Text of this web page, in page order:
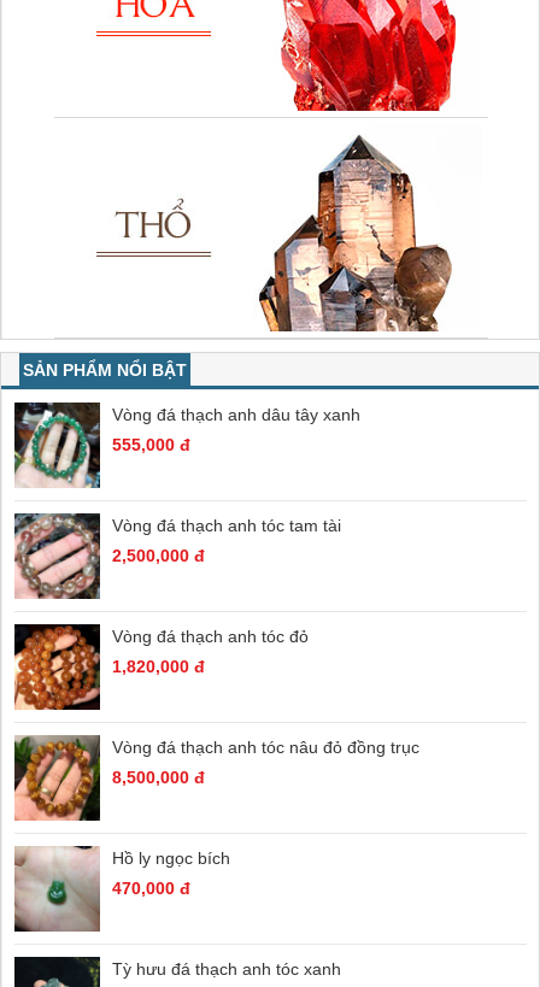
SẢN PHẨM NỔI BẬT
Vòng đá thạch anh dâu tây xanh
555,000 đ
Vòng đá thạch anh tóc tam tài
2,500,000 đ
Vòng đá thạch anh tóc đỏ
1,820,000 đ
Vòng đá thạch anh tóc nâu đỏ đồng trục
8,500,000 đ
Hồ ly ngọc bích
470,000 đ
Tỳ hưu đá thạch anh tóc xanh